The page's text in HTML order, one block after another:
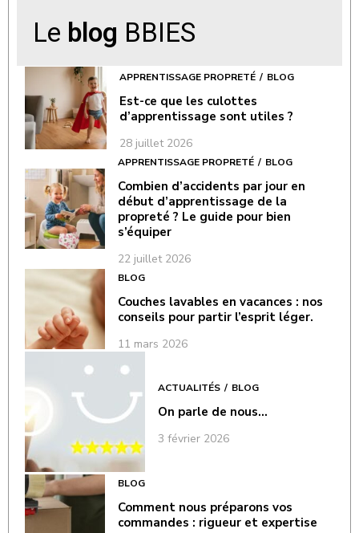
Le blog BBIES
APPRENTISSAGE PROPRETÉ BLOG
Est-ce que les culottes
d’apprentissage sont utiles ?
28 juillet 2026
APPRENTISSAGE PROPRETÉ BLOG
Combien d’accidents par jour en
début d’apprentissage de la
propreté ? Le guide pour bien
s’équiper
22 juillet 2026
BLOG
Couches lavables en vacances : nos
conseils pour partir l’esprit léger.
11 mars 2026
ACTUALITÉS BLOG
On parle de nous…
3 février 2026
BLOG
Comment nous préparons vos
commandes : rigueur et expertise